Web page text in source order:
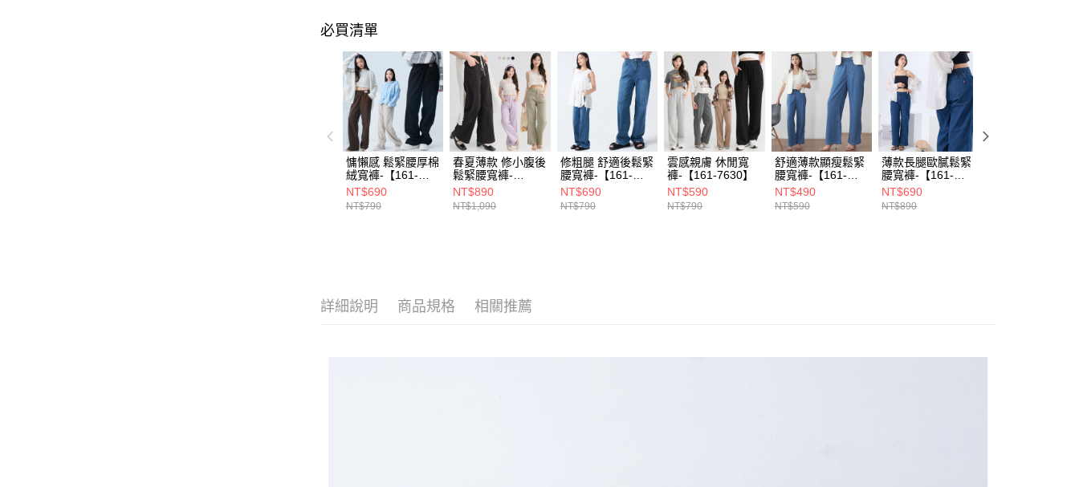
必買清單
慵懶感 鬆緊腰厚棉
絨寬褲-【161-
7626】
NT$690
NT$790
春夏薄款 修小腹後
鬆緊腰寬褲-
〔905-5020〕
NT$890
NT$1,090
修粗腿 舒適後鬆緊
腰寬褲-【161-
6939】
NT$690
NT$790
雲感親膚 休閒寬
褲-【161-7630】
NT$590
NT$790
舒適薄款顯瘦鬆緊
腰寬褲-【161-
6834】
NT$490
NT$590
薄款長腿歐膩鬆緊
腰寬褲-【161-
6742】
NT$690
NT$890
詳細說明 商品規格 相關推薦